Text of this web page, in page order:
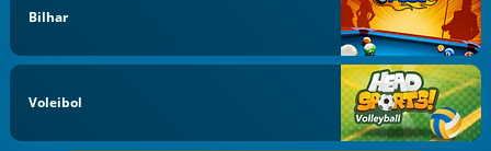
Bilhar
Voleibol